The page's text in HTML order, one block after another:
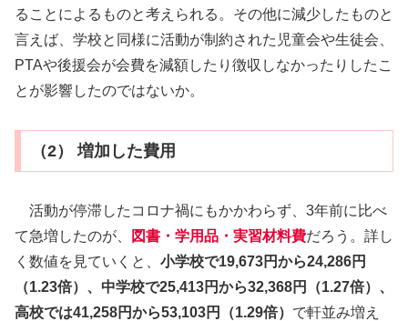
ることによるものと考えられる。その他に減少したものと
言えば、学校と同様に活動が制約された児童会や生徒会、
PTAや後援会が会費を減額したり徴収しなかったりしたこ
とが影響したのではないか。
（2） 増加した費用
活動が停滞したコロナ禍にもかかわらず、3年前に比べ
て急増したのが、
図書・学用品・実習材料費だろう。詳し
く数値を見ていくと、 小学校で19,673円から24,286円
（1.23倍）、中学校で25,413円から32,368円（1.27倍）、
高校では41,258円から53,103円（1.29倍） で軒並み増え